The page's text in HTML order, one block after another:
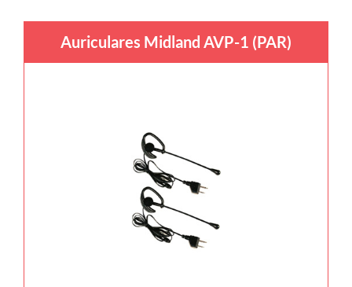
Auriculares Midland AVP-1 (PAR)